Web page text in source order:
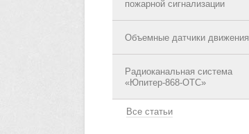
пожарной сигнализации
Объемные датчики движения
Радиоканальная система
«Юпитер-868-ОТС»
Все статьи